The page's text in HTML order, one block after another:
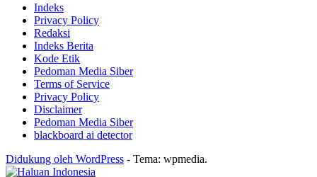
Indeks
Privacy Policy
Redaksi
Indeks Berita
Kode Etik
Pedoman Media Siber
Terms of Service
Privacy Policy
Disclaimer
Pedoman Media Siber
blackboard ai detector
Didukung oleh WordPress - Tema: wpmedia.